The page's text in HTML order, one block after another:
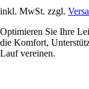
inkl. MwSt. zzgl.
Optimieren Sie Ihre
die Komfort,
Lauf vereinen.